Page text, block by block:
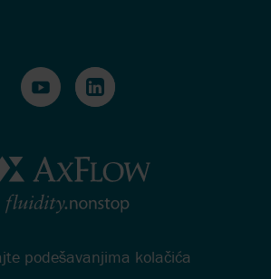
podešavanjima kolačića